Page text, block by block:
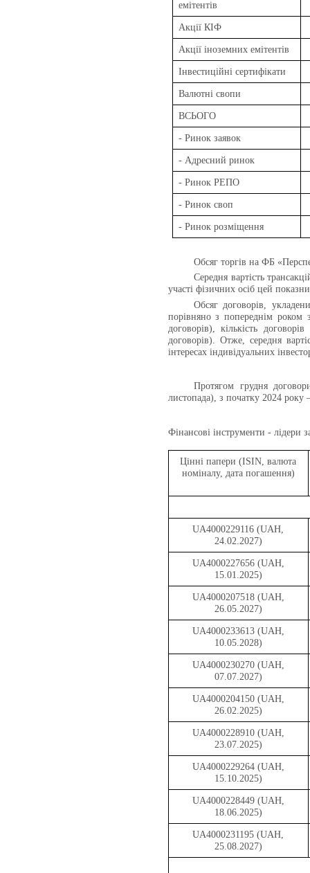
емітентів
Акції КІФ
Акції іноземних емітентів
Інвестиційні сертифікати
Валютні свопи
ВСЬОГО
- Ринок заявок
- Адресний ринок
- Ринок РЕПО
- Ринок своп
- Ринок розміщення
Обсяг торгів на ФБ
Середня вартість
участі фізичних осіб цей
Обсяг договорів,
порівняно з попереднім
договорів), кількість
договорів). Отже, середня
інтересах індивідуальних
Протягом грудня
листопада), з початку 2024 року
Фінансові інструменти - лідери
Цінні папери (ISIN валюта
номіналу, дата погашення)
UA4000229116 (UAH,
24.02.2027)
UA4000227656 (UAH,
15.01.2025)
UA4000207518 (UAH,
26.05.2027)
UA4000233613 (UAH,
10.05.2028)
UA4000230270 (UAH,
07.07.2027)
UA4000204150 (UAH,
26.02.2025)
UA4000228910 (UAH,
23.07.2025)
UA4000229264 (UAH,
15.10.2025)
UA4000228449 (UAH,
18.06.2025)
UA4000231195 (UAH,
25.08.2027)